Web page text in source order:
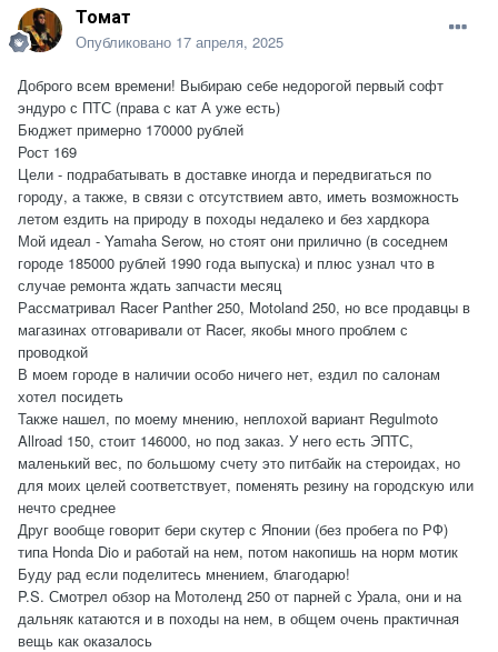
Томат
Опубликовано 17 апреля, 2025
Доброго всем времени! Выбираю себе недорогой первый софт
эндуро с ПТС (права с кат А уже есть)
Бюджет примерно 170000 рублей
Рост 169
Цели - подрабатывать в доставке иногда и передвигаться по
городу, а также, в связи с отсутствием авто, иметь возможность
летом ездить на природу в походы недалеко и без хардкора
Мой идеал - Yamaha Serow, но стоят они прилично (в соседнем
городе 185000 рублей 1990 года выпуска) и плюс узнал что в
случае ремонта ждать запчасти месяц
Рассматривал Racer Panther 250, Motoland 250, но все продавцы в
магазинах отговаривали от Racer, якобы много проблем с
проводкой
В моем городе в наличии особо ничего нет, ездил по салонам
хотел посидеть
Также нашел, по моему мнению, неплохой вариант Regulmoto
Allroad 150, стоит 146000, но под заказ. У него есть ЭПТС,
маленький вес, по большому счету это питбайк на стероидах, но
для моих целей соответствует, поменять резину на городскую или
нечто среднее
Друг вообще говорит бери скутер с Японии (без пробега по РФ)
типа Honda Dio и работай на нем, потом накопишь на норм мотик
Буду рад если поделитесь мнением, благодарю!
P.S. Смотрел обзор на Мотоленд 250 от парней с Урала, они и на
дальняк катаются и в походы на нем, в общем очень практичная
вещь как оказалось